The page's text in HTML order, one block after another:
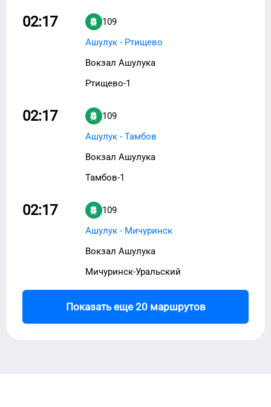
02:17
109
Ашулук - Ртищево
Вокзал Ашулука
Ртищево-1
02:17
109
Ашулук - Тамбов
Вокзал Ашулука
Тамбов-1
02:17
109
Ашулук - Мичуринск
Вокзал Ашулука
Мичуринск-Уральский
Показать еще 20 маршрутов